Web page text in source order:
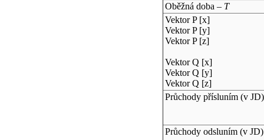
Oběžná doba – T
Vektor P [x]
Vektor P [y]
Vektor P [z]
Vektor Q [x]
Vektor Q [y]
Vektor Q [z]
Průchody přísluním (v JD)
Průchody odsluním (v JD)